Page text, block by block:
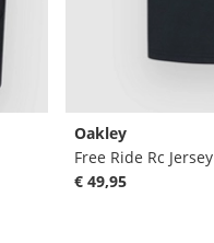
Oakley
Free Ride Rc Jersey
€ 49,95